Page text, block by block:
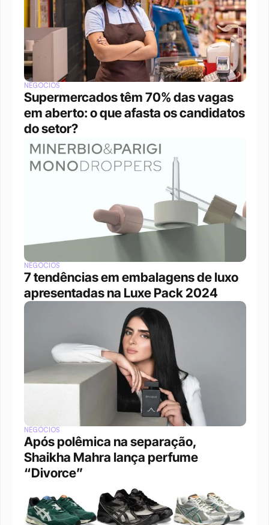
NEGÓCIOS
Supermercados têm 70% das vagas
em aberto: o que afasta os candidatos
do setor?
NEGÓCIOS
7 tendências em embalagens de luxo
apresentadas na Luxe Pack 2024
NEGÓCIOS
Após polêmica na separação,
Shaikha Mahra lança perfume
“Divorce”